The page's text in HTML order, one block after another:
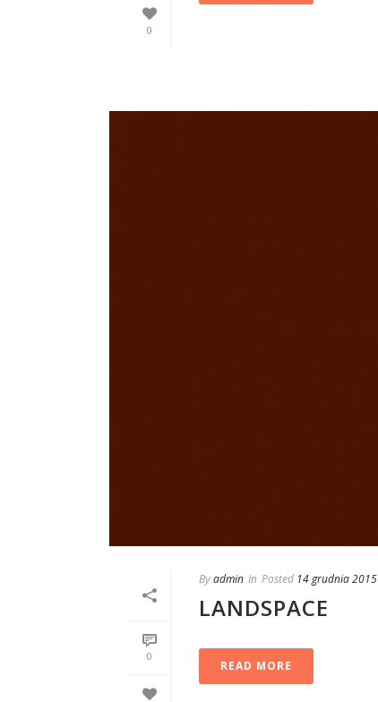
0
0
Byadmin In Posted 14 grudnia 2015
LANDSPACE
READ MORE